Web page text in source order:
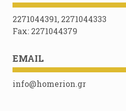
2271044391, 2271044333
Fax: 2271044379
EMAIL
info@homerion.gr